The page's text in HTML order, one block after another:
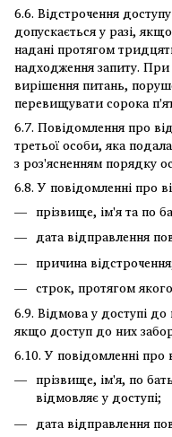
6.6. Відстрочення
допускається у разі,
надані протягом
надходження запиту.
вирішення питань,
перевищувати сорока
6.7. Повідомлення про
третьої особи, яка
з роз'ясненням порядку
6.8. У повідомленні про
прізвище, ім'я та по
дата відправлення
причина
строк, протягом
6.9. Відмова у доступі
якщо доступ до них
6.10. У повідомленні про
прізвище, ім'я, по
відмовляє у доступі;
дата відправлення